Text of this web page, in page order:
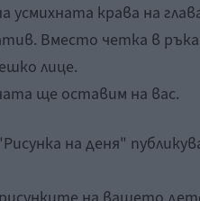
усмихната крава на
Вместо четка в
лице.
ще оставим на вас.
на деня"